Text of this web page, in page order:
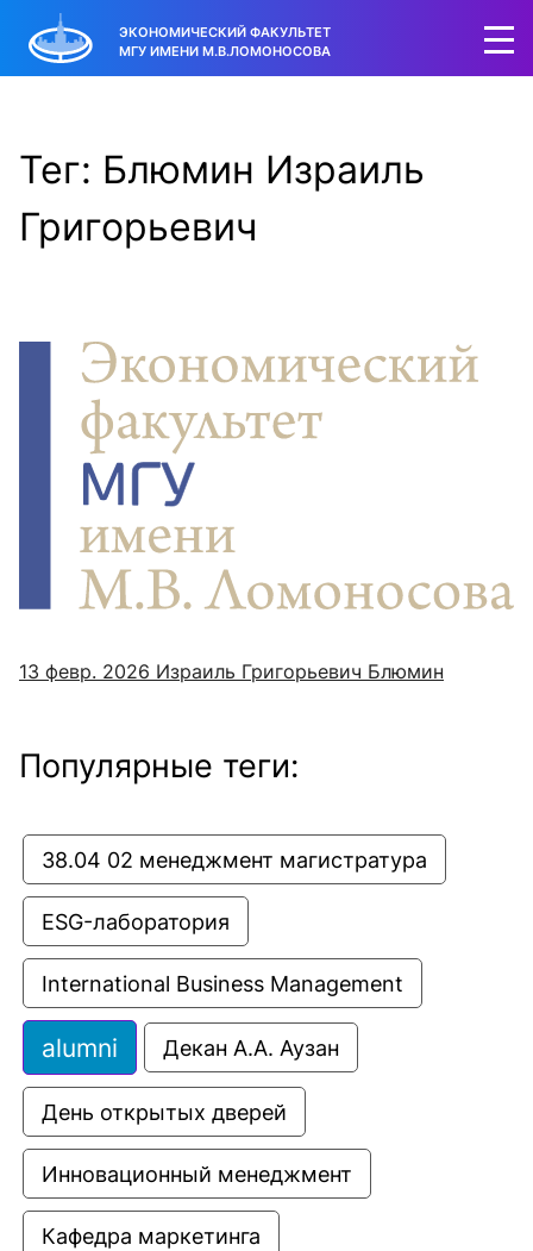
ЭКОНОМИЧЕСКИЙ ФАКУЛЬТЕТ
МГУ ИМЕНИ М.В.ЛОМОНОСОВА
Тег: Блюмин Израиль
Григорьевич
13 февр. 2026 Израиль Григорьевич Блюмин
Популярные теги:
38.04 02 менеджмент магистратура
ESG-лаборатория
International Business Management
alumni Декан А.А. Аузан
День открытых дверей
Инновационный менеджмент
Кафедра маркетинга